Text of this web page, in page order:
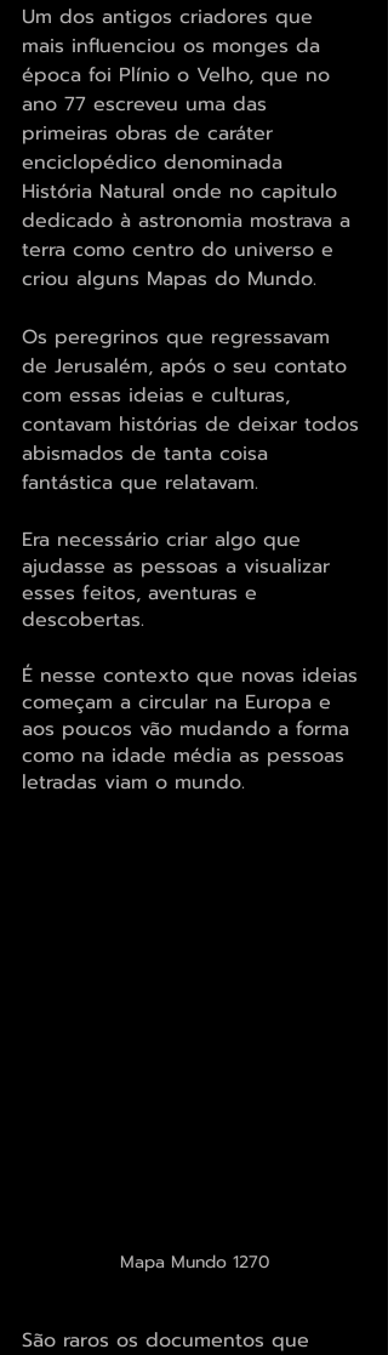
Um dos antigos criadores que
mais influenciou os monges da
época foi Plínio o Velho, que no
ano 77 escreveu uma das
primeiras obras de caráter
enciclopédico denominada
História Natural onde no capitulo
dedicado à astronomia mostrava a
terra como centro do universo e
criou alguns Mapas do Mundo.
Os peregrinos que regressavam
de Jerusalém, após o seu contato
com essas ideias e culturas,
contavam histórias de deixar todos
abismados de tanta coisa
fantástica que relatavam.
Era necessário criar algo que
ajudasse as pessoas a visualizar
esses feitos, aventuras e
descobertas.
É nesse contexto que novas ideias
começam a circular na Europa e
aos poucos vão mudando a forma
como na idade média as pessoas
letradas viam o mundo.
Mapa Mundo 1270
São raros os documentos que